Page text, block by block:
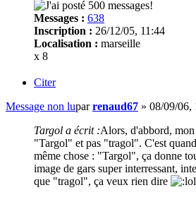
Messages : 638
Inscription : 26/12/05, 11:44
Localisation : marseille
x 8
Citer
Message non luparrenaud67 » 08/09/06,
Targol a écrit :Alors, d'abbord, mon
"Targol" et pas "tragol". C'est
même chose : "Targol", ça donne
image de gars super interressant,
que "tragol", ça veux rien dire